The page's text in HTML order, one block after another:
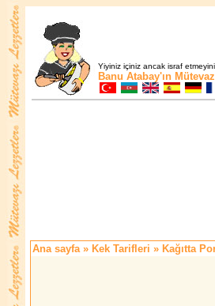
Yiyiniz içiniz ancak israf
Banu Atabay'ın
Ana sayfa» Kek Tarifleri » Kağıtta